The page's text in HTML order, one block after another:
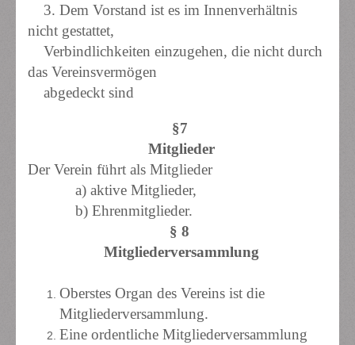
3. Dem Vorstand ist es im Innenverhältnis
nicht gestattet,
Verbindlichkeiten einzugehen, die nicht durch
das Vereinsvermögen
abgedeckt sind
§7
Mitglieder
Der Verein führt als Mitglieder
a) aktive Mitglieder,
b) Ehrenmitglieder.
§ 8
Mitgliederversammlung
Oberstes Organ des Vereins ist die
Mitgliederversammlung.
Eine ordentliche Mitgliederversammlung